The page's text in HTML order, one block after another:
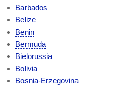
Barbados
Belize
Benin
Bermuda
Bielorussia
Bolivia
Bosnia-Erzegovina